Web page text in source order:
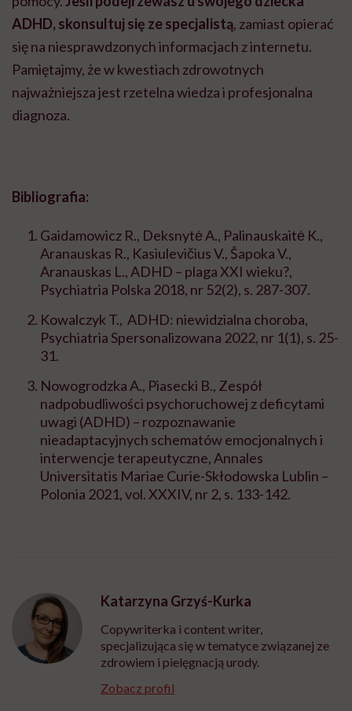
ADHD, skonsultuj się ze specjalistą, zamiast opierać
się na niesprawdzonych informacjach z internetu.
Pamiętajmy, że w kwestiach zdrowotnych
najważniejsza jest rzetelna wiedza i profesjonalna
diagnoza.
Bibliografia:
Gaidamowicz R., Deksnytė A., Palinauskaitė K.,
Aranauskas R., Kasiulevičius V., Šapoka V.,
Aranauskas L., ADHD – plaga XXI wieku?,
Psychiatria Polska 2018, nr 52(2), s. 287-307.
Kowalczyk T., ADHD: niewidzialna choroba,
Psychiatria Spersonalizowana 2022, nr 1(1), s. 25-
31.
Nowogrodzka A., Piasecki B., Zespół
nadpobudliwości psychoruchowej z deficytami
uwagi (ADHD) – rozpoznawanie
nieadaptacyjnych schematów emocjonalnych i
interwencje terapeutyczne, Annales
Universitatis Mariae Curie-Skłodowska Lublin –
Polonia 2021, vol. XXXIV, nr 2, s. 133-142.
Katarzyna Grzyś-Kurka
Copywriterka i content writer,
specjalizująca się w tematyce związanej ze
zdrowiem i pielęgnacją urody.
Zobacz profil